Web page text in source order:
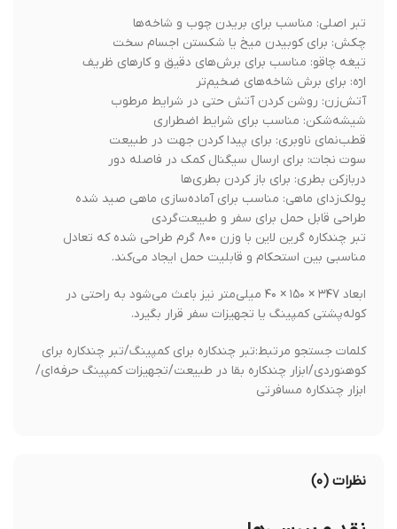
تبر اصلی: مناسب برای بریدن چوب و شاخه‌ها
چکش: برای کوبیدن میخ یا شکستن اجسام سخت
تیغه چاقو: مناسب برای برش‌های دقیق و کارهای ظریف
ارّه: برای برش شاخه‌های ضخیم‌تر
آتش‌زن: روشن کردن آتش حتی در شرایط مرطوب
شیشه‌شکن: مناسب برای شرایط اضطراری
قطب‌نمای ناوبری: برای پیدا کردن جهت در طبیعت
سوت نجات: برای ارسال سیگنال کمک در فاصله دور
دربازکن بطری: برای باز کردن بطری‌ها
پولک‌زدای ماهی: مناسب برای آماده‌سازی ماهی صید شده
طراحی قابل حمل برای سفر و طبیعت‌گردی
تبر چندکاره گرین لاین با وزن ۸۰۰ گرم طراحی شده که تعادل
مناسبی بین استحکام و قابلیت حمل ایجاد می‌کند.
ابعاد ۳۴۷ × ۱۵۰ × ۴۰ میلی‌متر نیز باعث می‌شود به راحتی در
کوله‌پشتی کمپینگ یا تجهیزات سفر قرار بگیرد.
کلمات جستجو مرتبط:تبر چندکاره برای کمپینگ/تبر چندکاره برای
کوهنوردی/ابزار چندکاره بقا در طبیعت/تجهیزات کمپینگ حرفه‌ای/
ابزار چندکاره مسافرتی
نظرات (۰)